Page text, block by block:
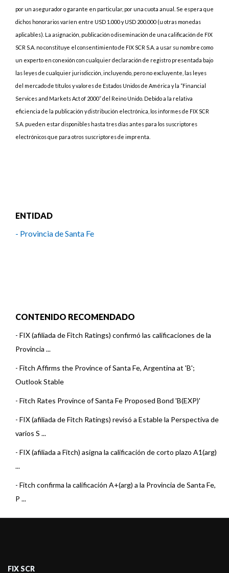
por un asegurador o garante en particular, por una cuota anual. Se espera que
dichos honorarios varíen entre USD 1.000 y USD 200.000 (u otras monedas
aplicables). La asignación, publicación o diseminación de una calificación de FIX
SCR S.A. no constituye el consentimiento de FIX SCR S.A. a usar su nombre como
un experto en conexión con cualquier declaración de registro presentada bajo
las leyes de cualquier jurisdicción, incluyendo, pero no excluyente, las leyes
del mercado de títulos y valores de Estados Unidos de América y la “Financial
Services and Markets Act of 2000” del Reino Unido. Debido a la relativa
eficiencia de la publicación y distribución electrónica, los informes de FIX SCR
S.A. pueden estar disponibles hasta tres días antes para los suscriptores
electrónicos que para otros suscriptores de imprenta.
ENTIDAD
- Provincia de Santa Fe
CONTENIDO RECOMENDADO
- FIX (afiliada de Fitch Ratings) confirmó las calificaciones de la
Provincia ...
- Fitch Affirms the Province of Santa Fe, Argentina at 'B';
Outlook Stable
- Fitch Rates Province of Santa Fe Proposed Bond 'B(EXP)'
- FIX (afiliada de Fitch Ratings) revisó a Estable la Perspectiva de
varios S ...
- FIX (afiliada a Fitch) asigna la calificación de corto plazo A1(arg)
...
- Fitch confirma la calificación A+(arg) a la Provincia de Santa Fe,
P ...
-Fitch asigna la calificación de corto plazo A1(arg) al Programa
-Fitch afirma la calificación A+(arg) a la Provincia de Santa Fe
FIX SCR